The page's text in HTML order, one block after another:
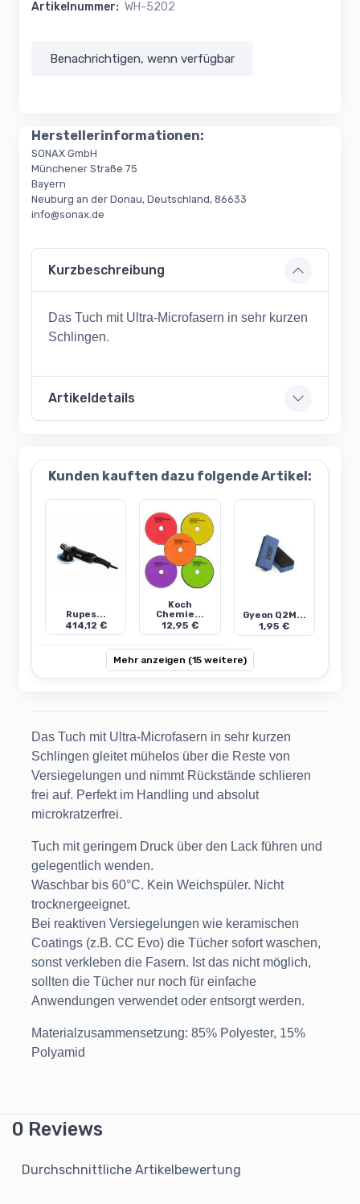
Artikelnummer: WH-5202
Benachrichtigen, wenn verfügbar
Herstellerinformationen:
SONAX GmbH
Münchener Straße 75
Bayern
Neuburg an der Donau, Deutschland, 86633
info@sonax.de
Kurzbeschreibung
Das Tuch mit Ultra-Microfasern in sehr kurzen
Schlingen.
Artikeldetails
Kunden kauften dazu folgende Artikel:
Rupes...
414,12 €
Koch
Chemie...
12,95 €
Gyeon Q2M...
1,95 €
Mehr anzeigen (15 weitere)
Das Tuch mit Ultra-Microfasern in sehr kurzen
Schlingen gleitet mühelos über die Reste von
Versiegelungen und nimmt Rückstände schlieren
frei auf. Perfekt im Handling und absolut
microkratzerfrei.
Tuch mit geringem Druck über den Lack führen und
gelegentlich wenden.
Waschbar bis 60°C. Kein Weichspüler. Nicht
trocknergeeignet.
Bei reaktiven Versiegelungen wie keramischen
Coatings (z.B. CC Evo) die Tücher sofort waschen,
sonst verkleben die Fasern. Ist das nicht möglich,
sollten die Tücher nur noch für einfache
Anwendungen verwendet oder entsorgt werden.
Materialzusammensetzung: 85% Polyester, 15%
Polyamid
0 Reviews
Durchschnittliche Artikelbewertung